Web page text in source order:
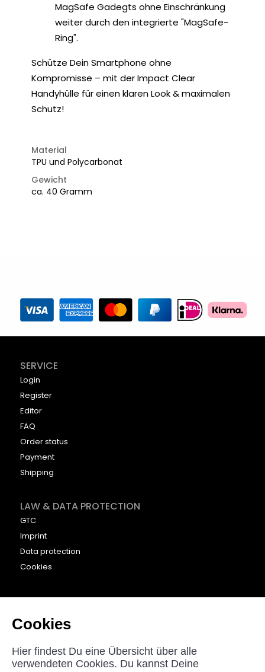
MagSafe Gadegts ohne Einschränkung
weiter durch den integrierte "MagSafe-
Ring".
Schütze Dein Smartphone ohne
Kompromisse – mit der Impact Clear
Handyhülle für einen klaren Look & maximalen
Schutz!
Material
TPU und Polycarbonat
Gewicht
ca. 40 Gramm
SERVICE
Login
Register
Editor
FAQ
Order status
Payment
Shipping
LAW & DATA PROTECTION
GTC
Imprint
Data protection
Cookies
CONTACT
beyounic GmbH
Nordstraße 27
33181 Bad Wünnenberg
Germany
Cookies
Hier findest Du eine Übersicht über alle
verwendeten Cookies. Du kannst Deine